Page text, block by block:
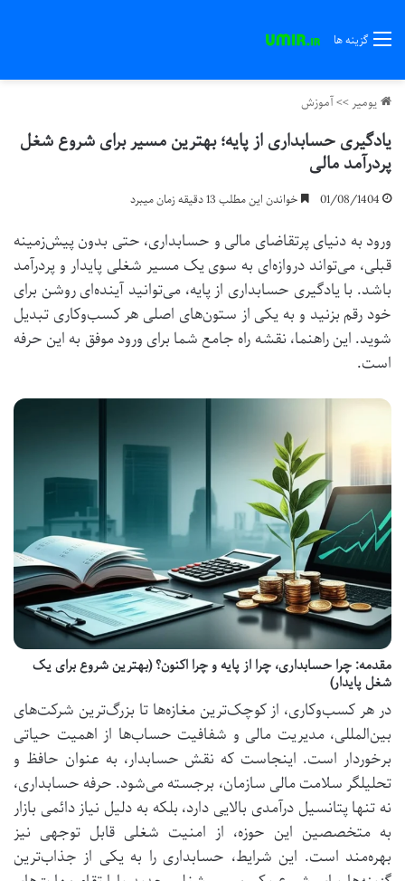
گزینه ها
یومیر>>آموزش
یادگیری حسابداری از پایه؛ بهترین مسیر برای شروع شغل
پردرآمد مالی
01/08/1404 خواندن این مطلب 13 دقیقه زمان میبرد
ورود به دنیای پرتقاضای مالی و حسابداری، حتی بدون پیش‌زمینه
قبلی، می‌تواند دروازه‌ای به سوی یک مسیر شغلی پایدار و پردرآمد
باشد. با یادگیری حسابداری از پایه، می‌توانید آینده‌ای روشن برای
خود رقم بزنید و به یکی از ستون‌های اصلی هر کسب‌وکاری تبدیل
شوید. این راهنما، نقشه راه جامع شما برای ورود موفق به این حرفه
است.
مقدمه: چرا حسابداری، چرا از پایه و چرا اکنون؟ (بهترین شروع برای یک
شغل پایدار)
در هر کسب‌وکاری، از کوچک‌ترین مغازه‌ها تا بزرگ‌ترین شرکت‌های
بین‌المللی، مدیریت مالی و شفافیت حساب‌ها از اهمیت حیاتی
برخوردار است. اینجاست که نقش حسابدار، به عنوان حافظ و
تحلیلگر سلامت مالی سازمان، برجسته می‌شود. حرفه حسابداری،
نه تنها پتانسیل درآمدی بالایی دارد، بلکه به دلیل نیاز دائمی بازار
به متخصصین این حوزه، از امنیت شغلی قابل توجهی نیز
بهره‌مند است. این شرایط، حسابداری را به یکی از جذاب‌ترین